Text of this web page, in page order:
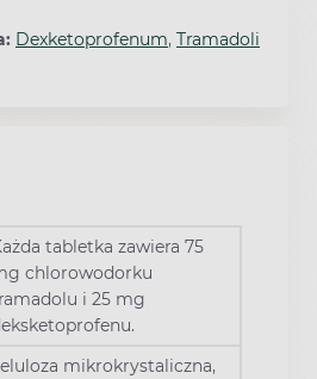
Dexketoprofenum, Tramadoli
tabletka zawiera 75
chlorowodorku
i 25 mg
mikrokrystaliczna,